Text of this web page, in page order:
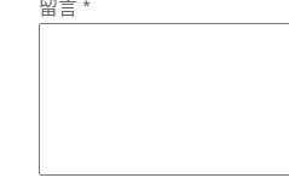
留言 *